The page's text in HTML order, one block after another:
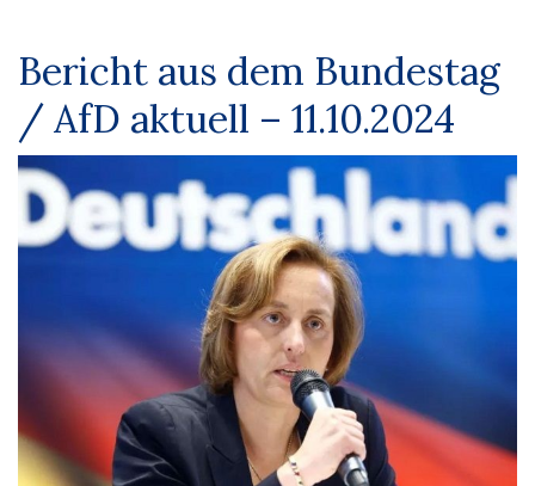
Bericht aus dem Bundestag
/ AfD aktuell – 11.10.2024